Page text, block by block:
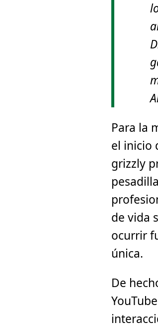
Para la
el inicio
grizzly
de vida
ocurrir
única.
De